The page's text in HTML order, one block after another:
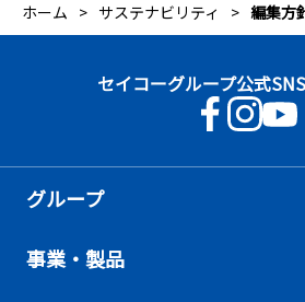
ホーム サステナビリティ 編集方
セイコーグループ公式
グループ
事業・製品